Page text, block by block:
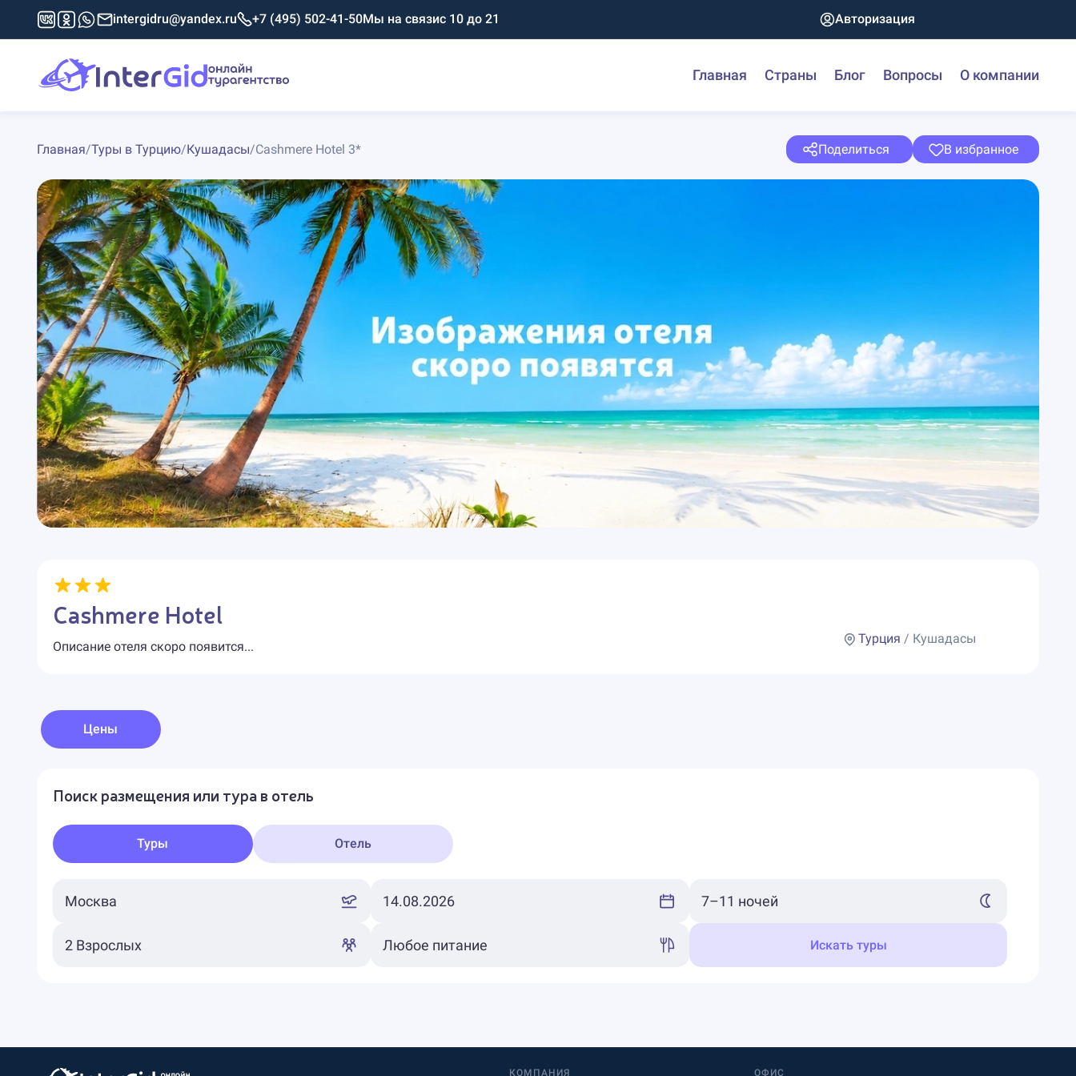
intergidru@yandex.ru +7 (495) 502-41-50Мы на связис 10 до 21 Авторизация
Главная Страны Блог Вопросы О компании
Главная/Туры в Турцию/Кушадасы/Cashmere Hotel 3* Поделиться В избранное
Cashmere Hotel
Описание отеля скоро появится...
Турция / Кушадасы
Цены
Поиск размещения или тура в отель
Туры Отель
Искать туры
КОМПАНИЯ ОФИС